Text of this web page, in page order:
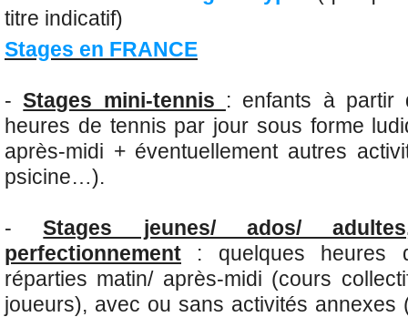
titre indicatif)
Stages en FRANCE
-Stages mini-tennis : enfants à partir
heures de tennis par jour sous forme
après-midi + éventuellement autres
psicine…).
-Stages jeunes/ ados/
perfectionnement : quelques heures
réparties matin/ après-midi (cours
joueurs), avec ou sans activités annexes